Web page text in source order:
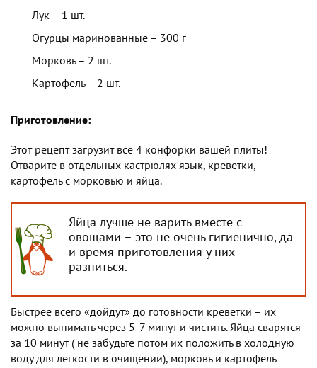
Лук – 1 шт.
Огурцы маринованные – 300 г
Морковь – 2 шт.
Картофель – 2 шт.
Приготовление:
Этот рецепт загрузит все 4 конфорки вашей плиты!
Отварите в отдельных кастрюлях язык, креветки,
картофель с морковью и яйца.
Яйца лучше не варить вместе с
овощами – это не очень гигиенично, да
и время приготовления у них
разниться.
Быстрее всего «дойдут» до готовности креветки – их
можно вынимать через 5-7 минут и чистить. Яйца сварятся
за 10 минут ( не забудьте потом их положить в холодную
воду для легкости в очищении), морковь и картофель